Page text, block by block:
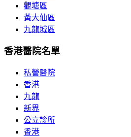
觀塘區
黃大仙區
九龍城區
香港醫院名單
私營醫院
香港
九龍
新界
公立診所
香港